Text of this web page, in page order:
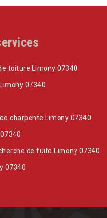
toiture Limony 07340
07340
charpente Limony 07340
de fuite Limony 07340
07340